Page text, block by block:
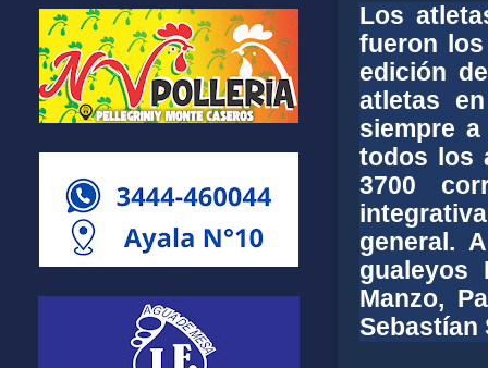
Los
fueron
edición
atletas
siempre
todos los
3700
general. A
gualeyos
Manzo,
Sebastían